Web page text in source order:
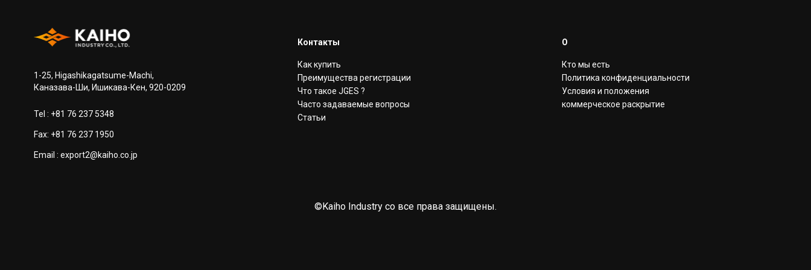
1-25, Higashikagatsume-Machi,
Каназава-Ши, Ишикава-Кен, 920-0209
Tel : +81 76 237 5348
Fax: +81 76 237 1950
Email : export2@kaiho.co.jp
Контакты
Как купить
Преимущества регистрации
Что такое JGES ?
Часто задаваемые вопросы
Статьи
О
Кто мы есть
Политика конфиденциальности
Условия и положения
коммерческое раскрытие
©Kaiho Industry co все права защищены.